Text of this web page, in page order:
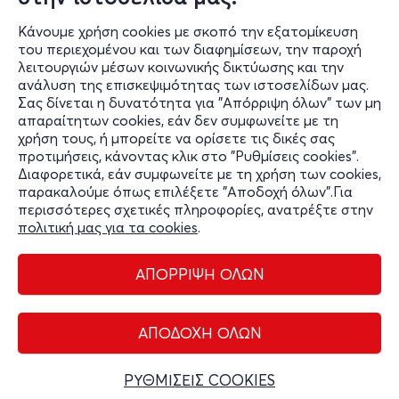
Κάνουμε χρήση cookies με σκοπό την εξατομίκευση
του περιεχομένου και των διαφημίσεων, την παροχή
λειτουργιών μέσων κοινωνικής δικτύωσης και την
ανάλυση της επισκεψιμότητας των ιστοσελίδων μας.
Σας δίνεται η δυνατότητα για "Απόρριψη όλων" των μη
απαραίτητων cookies, εάν δεν συμφωνείτε με τη
χρήση τους, ή μπορείτε να ορίσετε τις δικές σας
προτιμήσεις, κάνοντας κλικ στο "Ρυθμίσεις cookies".
Διαφορετικά, εάν συμφωνείτε με τη χρήση των cookies,
παρακαλούμε όπως επιλέξετε "Αποδοχή όλων".Για
περισσότερες σχετικές πληροφορίες, ανατρέξτε στην
πολιτική μας για τα cookies.
ΑΠΟΡΡΙΨΗ ΟΛΩΝ
ΑΠΟΔΟΧΗ ΟΛΩΝ
ΡΥΘΜΙΣΕΙΣ COOKIES
Ζήσε την εμπειρία!
Oddity
Ηρακλειδών 61 - Γκάζι - Αθήνα
www.oddityclub.gr
Διαχείριση cookies
Όροι Χρήσης
Copyright © 2026 - Olympiacos.org